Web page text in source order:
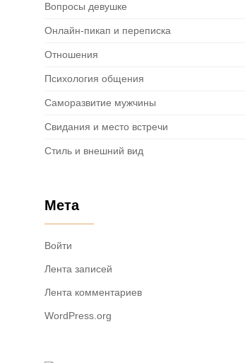
Вопросы девушке
Онлайн-пикап и переписка
Отношения
Психология общения
Саморазвитие мужчины
Свидания и место встречи
Стиль и внешний вид
Мета
Войти
Лента записей
Лента комментариев
WordPress.org